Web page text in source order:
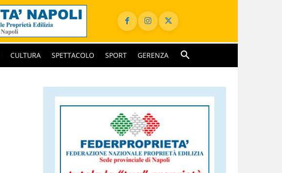
CULTURA SPETTACOLO SPORT GERENZA